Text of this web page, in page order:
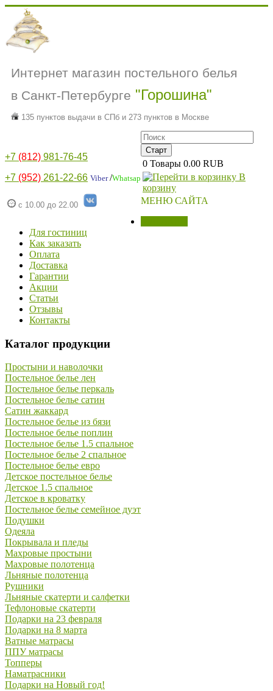
Интернет магазин постельного белья
в Санкт-Петербурге "Горошина"
135 пунктов выдачи в СПб и 273 пунктов в Москве
+7 (812) 981-76-45
+7 (952) 261-22-66 Viber/Whatsap
с 10.00 до 22.00
0 Товары 0.00 RUB
В
корзину
МЕНЮ САЙТА
Для гостиниц
Как заказать
Оплата
Доставка
Гарантии
Акции
Статьи
Отзывы
Контакты
Каталог продукции
Простыни и наволочки
Постельное белье лен
Постельное белье перкаль
Постельное белье сатин
Сатин жаккард
Постельное белье из бязи
Постельное белье поплин
Постельное белье 1.5 спальное
Постельное белье 2 спальное
Постельное белье евро
Детское постельное белье
Детское 1.5 спальное
Детское в кроватку
Постельное белье семейное дуэт
Подушки
Одеяла
Покрывала и пледы
Махровые простыни
Махровые полотенца
Льняные полотенца
Рушники
Льняные скатерти и салфетки
Тефлоновые скатерти
Подарки на 23 февраля
Подарки на 8 марта
Ватные матрасы
ППУ матрасы
Топперы
Наматрасники
Подарки на Новый год!